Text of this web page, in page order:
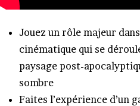
Jouez un rôle majeur
cinématique qui se
paysage post-
sombre
Faites l’expérience d’un